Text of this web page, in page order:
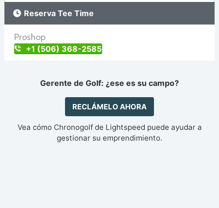
Reserva Tee Time
Proshop
+1 (506) 368-2585
Gerente de Golf: ¿ese es su campo?
RECLÁMELO AHORA
Vea cómo Chronogolf de Lightspeed puede ayudar a
gestionar su emprendimiento.